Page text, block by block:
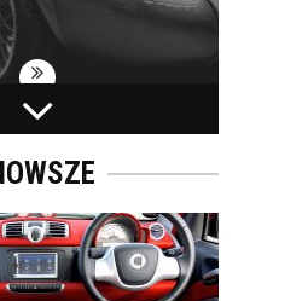
ZAPACH
-
WYBRAĆ?